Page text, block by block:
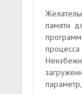
памяти